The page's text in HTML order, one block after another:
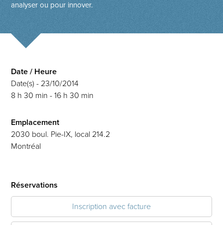
analyser ou pour innover.
Date / Heure
Date(s) - 23/10/2014
8 h 30 min - 16 h 30 min
Emplacement
2030 boul. Pie-IX, local 214.2
Montréal
Réservations
Inscription avec facture